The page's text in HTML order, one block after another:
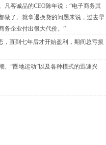
客诚品的CEO陈年说：“电子商务其
做了。就拿退换货的问题来说，过去早
务企业付出很大代价。”
直到七年后才开始盈利，期间总亏损
“圈地运动”以及各种模式的迅速兴